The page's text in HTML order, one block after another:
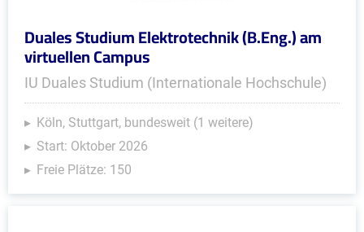
Duales Studium Elektrotechnik (B.Eng.) am
virtuellen Campus
IU Duales Studium (Internationale Hochschule)
Köln, Stuttgart, bundesweit (1 weitere)
Start: Oktober 2026
Freie Plätze: 150